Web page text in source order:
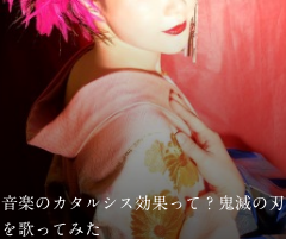
音楽のカタルシス効果って？鬼滅の刃
を歌ってみた